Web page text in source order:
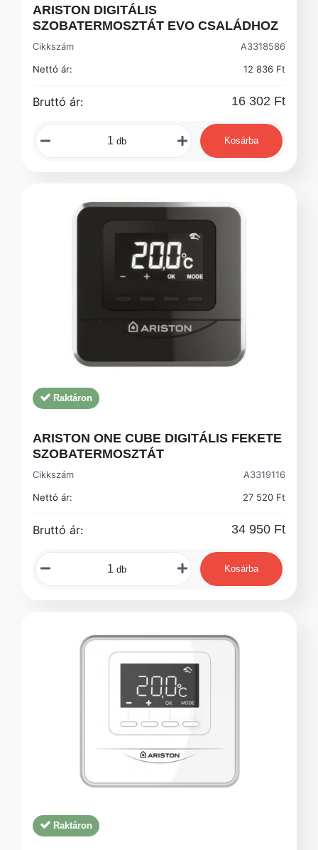
ARISTON DIGITÁLIS
SZOBATERMOSZTÁT EVO CSALÁDHOZ
Cikkszám
A3318586
Nettó ár:
12 836 Ft
Bruttó ár: 16 302 Ft
db Kosárba
Raktáron
ARISTON ONE CUBE DIGITÁLIS FEKETE
SZOBATERMOSZTÁT
Cikkszám
A3319116
Nettó ár:
27 520 Ft
Bruttó ár: 34 950 Ft
db Kosárba
Raktáron